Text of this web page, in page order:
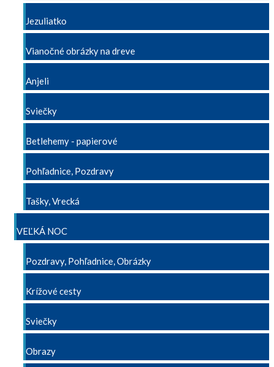
Jezuliatko
Vianočné obrázky na dreve
Anjeli
Sviečky
Betlehemy - papierové
Pohľadnice, Pozdravy
Tašky, Vrecká
VEĽKÁ NOC
Pozdravy, Pohľadnice, Obrázky
Krížové cesty
Sviečky
Obrazy